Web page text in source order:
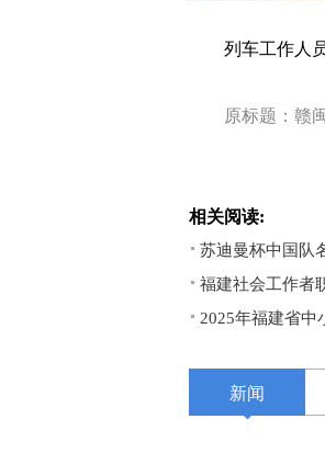
列车工作人员
原标题：赣
相关阅读:
苏迪曼杯中国队
福建社会工作者
2025年福建省中
新闻